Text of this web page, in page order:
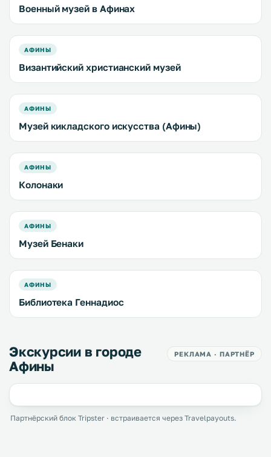
Военный музей в Афинах
АФИНЫ
Византийский христианский музей
АФИНЫ
Музей кикладского искусства (Афины)
АФИНЫ
Колонаки
АФИНЫ
Музей Бенаки
АФИНЫ
Библиотека Геннадиос
Экскурсии в городе
Афины
РЕКЛАМА · ПАРТНЁР
Партнёрский блок Tripster · встраивается через Travelpayouts.